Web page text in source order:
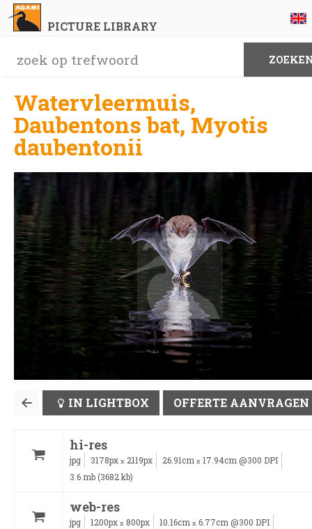
PICTURE LIBRARY
Watervleermuis,
Daubentons bat, Myotis
daubentonii
IN LIGHTBOX OFFERTE AANVRAGEN
hi-res
jpg 3178px x 2119px 26.91cm x 17.94cm @300 DPI
3.6 mb (3682 kb)
web-res
jpg 1200px x 800px 10.16cm x 6.77cm @300 DPI